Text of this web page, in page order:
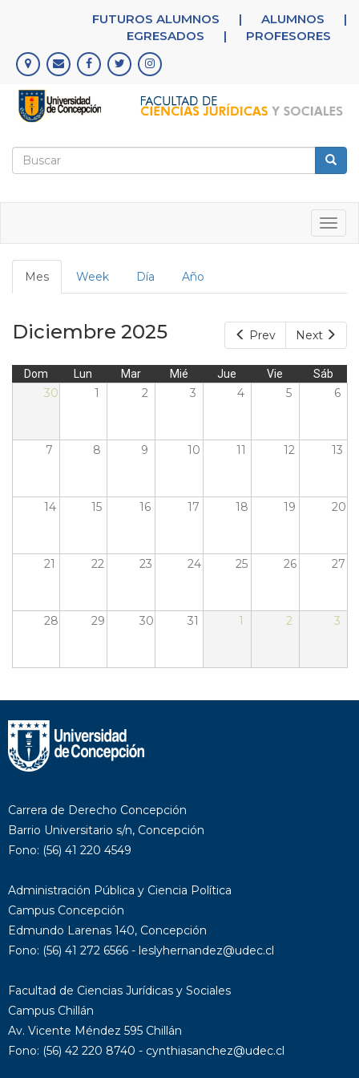
principal
FUTUROS ALUMNOS | ALUMNOS
|
EGRESADOS
| PROFESORES
Formulario
Solapas
principales
Mes (solapa
activa)
Week Día Año
Prev Next
Diciembre 2025
Dom Lun Mar Mié Jue Vie Sáb
30 1 2 3 4 5 6
7 8 9 10 11 12 13
14 15 16 17 18 19 20
21 22 23 24 25 26 27
28 29 30 31 1 2 3
Carrera de Derecho Concepción
Barrio Universitario s/n, Concepción
Fono: (56) 41 220 4549
Administración Pública y Ciencia Política
Campus Concepción
Edmundo Larenas 140, Concepción
Fono: (56) 41 272 6566 - leslyhernandez@udec.cl
Facultad de Ciencias Jurídicas y Sociales
Campus Chillán
Av. Vicente Méndez 595 Chillán
Fono: (56) 42 220 8740 - cynthiasanchez@udec.cl